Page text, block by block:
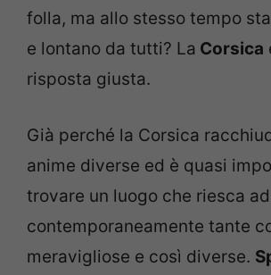
folla, ma allo stesso tempo
e lontano da tutti? La Corsica
risposta giusta.
Già perché la Corsica
anime diverse ed è quasi
trovare un luogo che riesca
contemporaneamente tante
meravigliose e così diverse.